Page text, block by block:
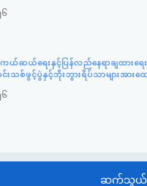
၆
ယ်ဆယ်ရေးနှင့်ပြန်လည်နေရာချထားရေ
င်းသစ်ဖွင့်ပွဲနှင့်ဘိုးဘွားရိပ်သာများအာ
၆
ဆက်သွယ်